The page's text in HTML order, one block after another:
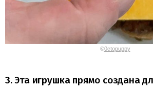
©0ctopuppy
3. Эта игрушка прямо создана